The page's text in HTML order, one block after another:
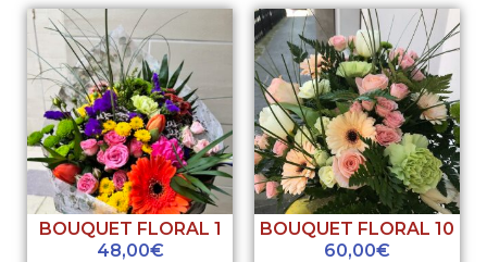
BOUQUET FLORAL 1
48,00€
BOUQUET FLORAL 10
60,00€